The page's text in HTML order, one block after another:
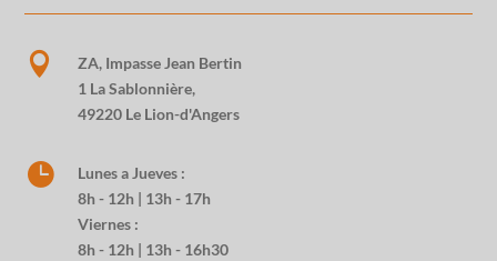

ZA, Impasse Jean Bertin
1 La Sablonnière,
49220 Le Lion-d'Angers

Lunes a Jueves :
8h - 12h | 13h - 17h
Viernes :
8h - 12h | 13h - 16h30